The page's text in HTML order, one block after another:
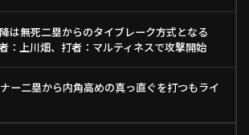
は無死二塁からのタイブレーク方式となる
：上川畑、打者：マルティネスで攻撃開始
ー二塁から内角高めの真っ直ぐを打つもライ